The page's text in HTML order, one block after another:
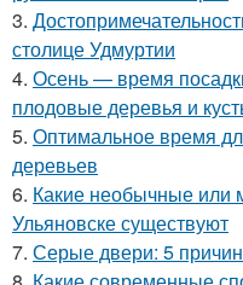
3.
столице Удмуртии
4. Осень — время
плодовые деревья и
5. Оптимальное время
деревьев
6. Какие необычные или
Ульяновске существуют
7. Серые двери: 5